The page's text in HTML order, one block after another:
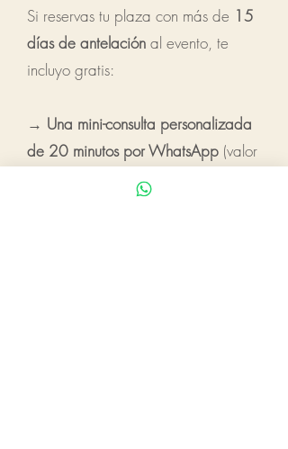
Si reservas tu plaza con más de 15
días de antelación al evento, te
incluyo gratis:
→ Una mini-consulta personalizada
de 20 minutos por WhatsApp (valor
60€) — para responder tus dudas